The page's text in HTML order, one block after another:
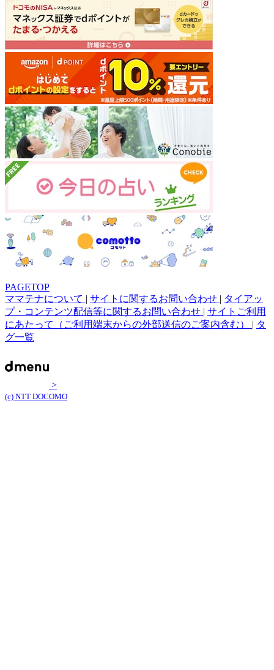
PAGETOP
ママテナについて | サイトに関するお問い合わせ | タイアッ
プ・コンテンツ配信等に関するお問い合わせ | サイトご利用
にあたって（ご利用端末からの外部送信のご案内含む） | タ
グ一覧
>
(c) NTT DOCOMO